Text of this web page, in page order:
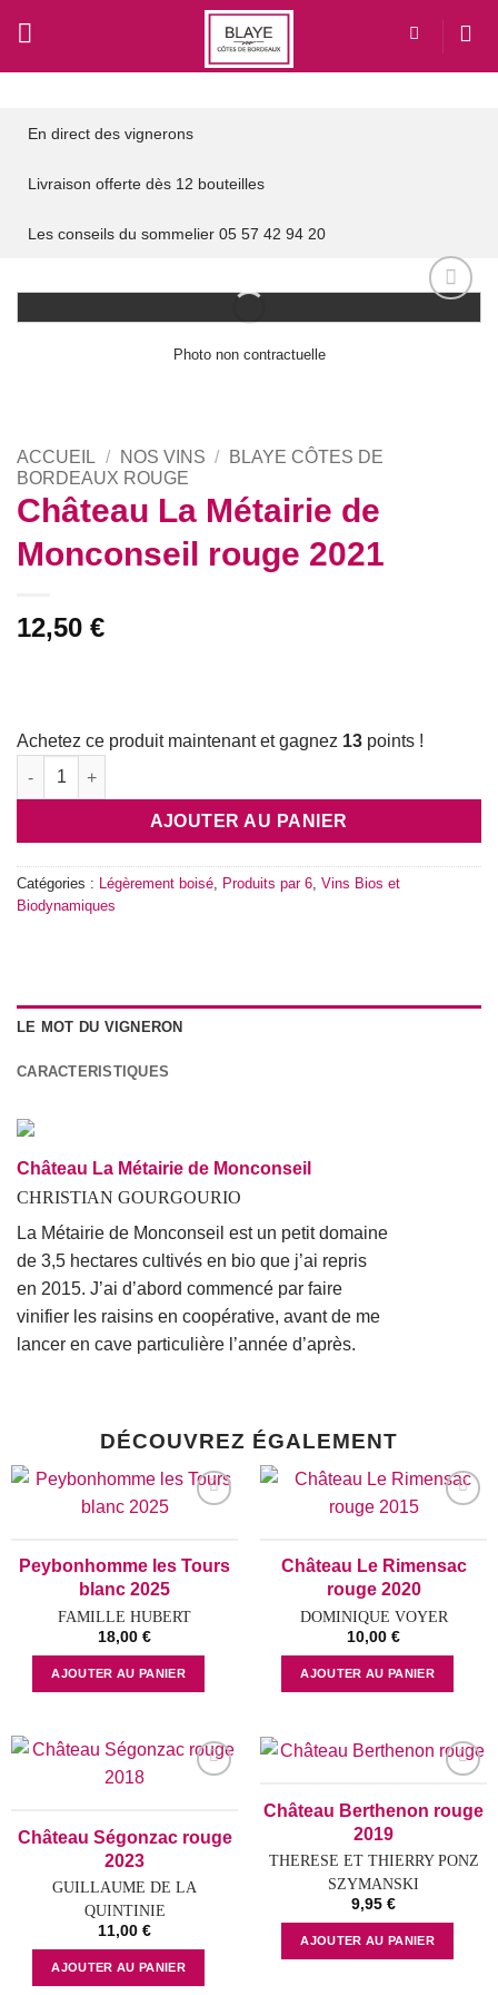
contenu
En direct des vignerons
Livraison offerte dès 12 bouteilles
Les conseils du sommelier 05 57 42 94 20
Add to
Photo non contractuelle
ACCUEIL / NOS VINS /
BLAYE CÔTES DE
BORDEAUX ROUGE
Château La Métairie de
Monconseil rouge 2021
12,50 €
Achetez ce produit maintenant et gagnez 13 points !
quantité de Château La Métairie de Monconseil rouge 2021
AJOUTER AU PANIER
Catégories : Légèrement boisé Produits par 6 Vins Bios et
Biodynamiques
LE MOT DU VIGNERON
CARACTERISTIQUES
Château La Métairie de Monconseil
CHRISTIAN GOURGOURIO
La Métairie de Monconseil est un petit domaine
de 3,5 hectares cultivés en bio que j’ai repris
en 2015. J’ai d’abord commencé par faire
vinifier les raisins en coopérative, avant de me
lancer en cave particulière l’année d’après.
DÉCOUVREZ ÉGALEMENT
Peybonhomme les Tours
blanc 2025
FAMILLE HUBERT
18,00 €
AJOUTER AU PANIER
Château Le Rimensac
rouge 2020
DOMINIQUE VOYER
10,00 €
AJOUTER AU PANIER
Château Ségonzac rouge
2023
GUILLAUME DE LA
QUINTINIE
11,00 €
AJOUTER AU PANIER
wishlist
Château Berthenon rouge
2019
THERESE ET THIERRY PONZ
SZYMANSKI
9,95 €
AJOUTER AU PANIER